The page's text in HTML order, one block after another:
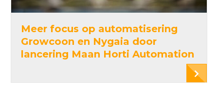
Meer focus op automatisering
Growcoon en Nygaia door
lancering Maan Horti Automation